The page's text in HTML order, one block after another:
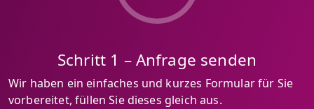
Schritt 1 – Anfrage senden
Wir haben ein einfaches und kurzes Formular für Sie
vorbereitet, füllen Sie dieses gleich aus.